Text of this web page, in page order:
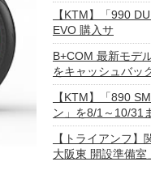
【KTM】「990
EVO 購入サ
B+COM 最新モデ
をキャッシュバッ
【KTM】「890
ン」を8/1～10/31
【トライアンフ
大阪東 開設準備